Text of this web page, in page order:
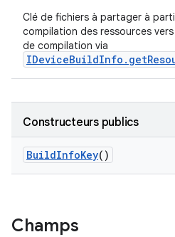
Clé de fichiers à partager à
compilation des ressources
de compilation via
Constructeurs publics
BuildInfoKey()
Champs